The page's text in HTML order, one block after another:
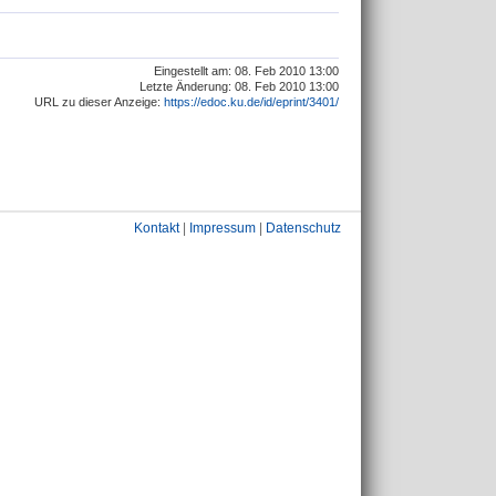
Eingestellt am: 08. Feb 2010 13:00
Letzte Änderung: 08. Feb 2010 13:00
URL zu dieser Anzeige: https://edoc.ku.de/id/eprint/3401/
Kontakt| Impressum Datenschutz